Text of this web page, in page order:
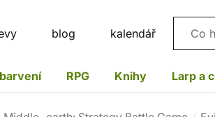
blog kalendář
RPG Knihy Larp a